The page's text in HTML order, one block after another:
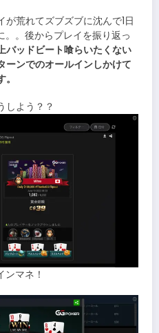
荒れてズブズブに沈んで1日
。。後からプレイを振り返っ
バッドビート喰らいたくない
ーンでのオールインしかけて
しよう？？
マネ！